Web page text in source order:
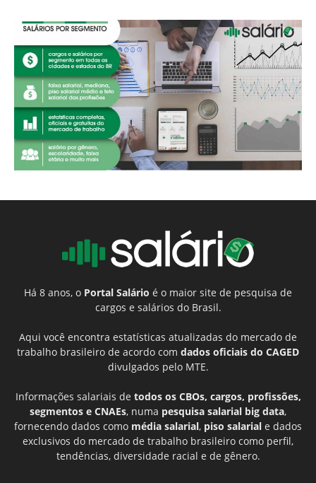
Há 8 anos, o Portal Salário é o maior site de pesquisa de
cargos e salários do Brasil.
Aqui você encontra estatísticas atualizadas do mercado de
trabalho brasileiro de acordo com dados oficiais do CAGED
divulgados pelo MTE.
Informações salariais de todos os CBOs, cargos, profissões,
segmentos e CNAEs, numa pesquisa salarial big data,
fornecendo dados como média salarial, piso salarial e dados
exclusivos do mercado de trabalho brasileiro como perfil,
tendências, diversidade racial e de gênero.